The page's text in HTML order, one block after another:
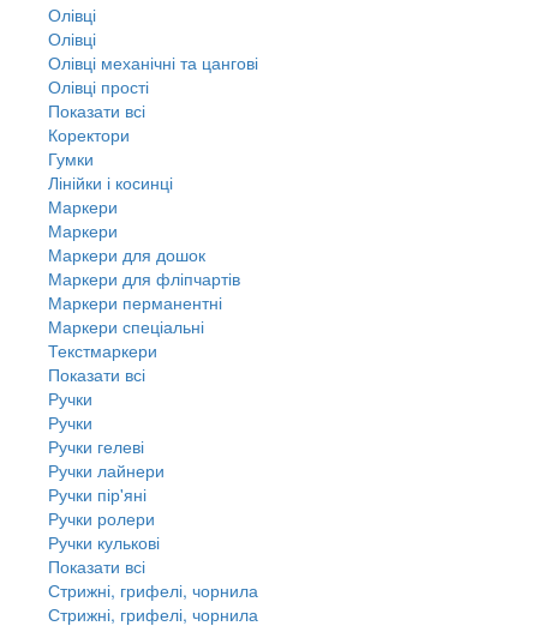
Олівці
Олівці
Олівці механічні та цангові
Олівці прості
Показати всі
Коректори
Гумки
Лінійки і косинці
Маркери
Маркери
Маркери для дошок
Маркери для фліпчартів
Маркери перманентні
Маркери спеціальні
Текстмаркери
Показати всі
Ручки
Ручки
Ручки гелеві
Ручки лайнери
Ручки пір'яні
Ручки ролери
Ручки кулькові
Показати всі
Стрижні, грифелі, чорнила
Стрижні, грифелі, чорнила